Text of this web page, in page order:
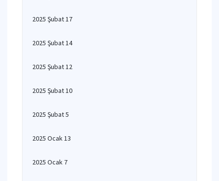
2025 Şubat 17
2025 Şubat 14
2025 Şubat 12
2025 Şubat 10
2025 Şubat 5
2025 Ocak 13
2025 Ocak 7